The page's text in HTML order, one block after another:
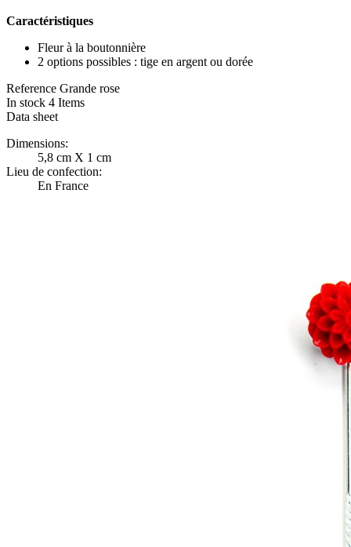
Caractéristiques
Fleur à la boutonnière
2 options possibles : tige en argent ou dorée
Reference Grande rose
In stock 4 Items
Data sheet
Dimensions:
5,8 cm X 1 cm
Lieu de confection:
En France